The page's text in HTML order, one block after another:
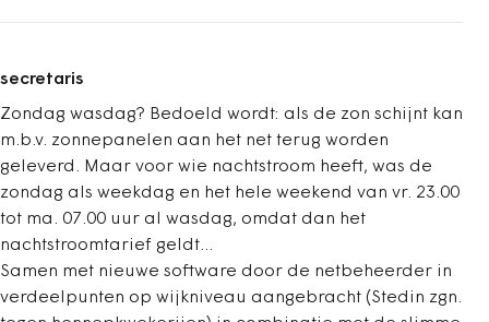
secretaris
Zondag wasdag? Bedoeld wordt: als de zon schijnt kan
m.b.v. zonnepanelen aan het net terug worden
geleverd. Maar voor wie nachtstroom heeft, was de
zondag als weekdag en het hele weekend van vr. 23.00
tot ma. 07.00 uur al wasdag, omdat dan het
nachtstroomtarief geldt...
Samen met nieuwe software door de netbeheerder in
verdeelpunten op wijkniveau aangebracht (Stedin zgn.